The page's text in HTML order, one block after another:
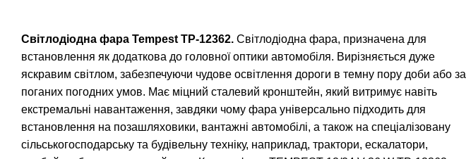
Світлодіодна фара Tempest TP-12362. Світлодіодна фара, призначена для
встановлення як додаткова до головної оптики автомобіля. Вирізняється дуже
яскравим світлом, забезпечуючи чудове освітлення дороги в темну пору доби або за
поганих погодних умов. Має міцний сталевий кронштейн, який витримує навіть
екстремальні навантаження, завдяки чому фара універсально підходить для
встановлення на позашляховики, вантажні автомобілі, а також на спеціалізовану
сільськогосподарську та будівельну техніку, наприклад, трактори, ескалатори,